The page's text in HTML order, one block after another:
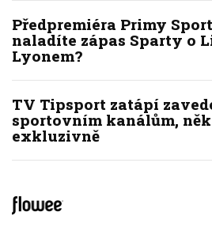
Předpremiéra Primy
naladíte zápas Sparty o
Lyonem?
TV Tipsport zatápí
sportovním kanálům,
exkluzivně